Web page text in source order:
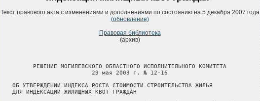
Текст правового акта с изменениями и дополнениями по состоянию на 5 декабря 2007 года
(обновление)
Правовая библиотека
(архив)
      РЕШЕНИЕ МОГИЛЕВСКОГО ОБЛАСТНОГО ИСПОЛНИТЕЛЬНОГО КОМИТЕТА
                       29 мая 2003 г. № 12-16
ОБ УТВЕРЖДЕНИИ ИНДЕКСА РОСТА СТОИМОСТИ СТРОИТЕЛЬСТВА ЖИЛЬЯ
ДЛЯ ИНДЕКСАЦИИ ЖИЛИЩНЫХ КВОТ ГРАЖДАН